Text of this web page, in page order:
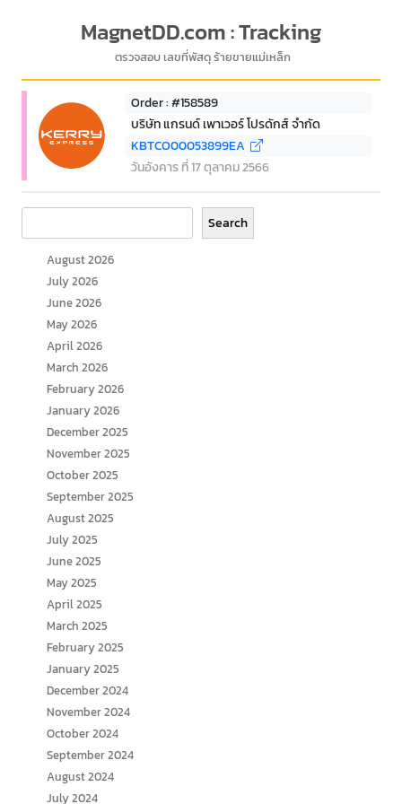
MagnetDD.com : Tracking
ตรวจสอบ เลขที่พัสดุ ร้ายขายแม่เหล็ก
Order : #158589
บริษัท แกรนด์ เพาเวอร์ โปรดักส์ จำกัด
KBTCO00053899EA
วันอังคาร ที่ 17 ตุลาคม 2566
Search
August 2026
July 2026
June 2026
May 2026
April 2026
March 2026
February 2026
January 2026
December 2025
November 2025
October 2025
September 2025
August 2025
July 2025
June 2025
May 2025
April 2025
March 2025
February 2025
January 2025
December 2024
November 2024
October 2024
September 2024
August 2024
July 2024